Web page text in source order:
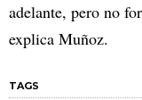
adelante, pero no
explica Muñoz.
TAGS